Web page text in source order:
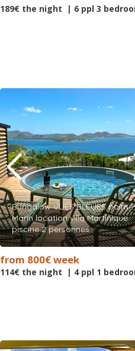
189€ the night | 6 ppl 3
Bungalow VUES BLEUES pointe
Marin location villa Martinique
piscine 2 personnes
from 800€ week
114€ the night | 4 ppl 1